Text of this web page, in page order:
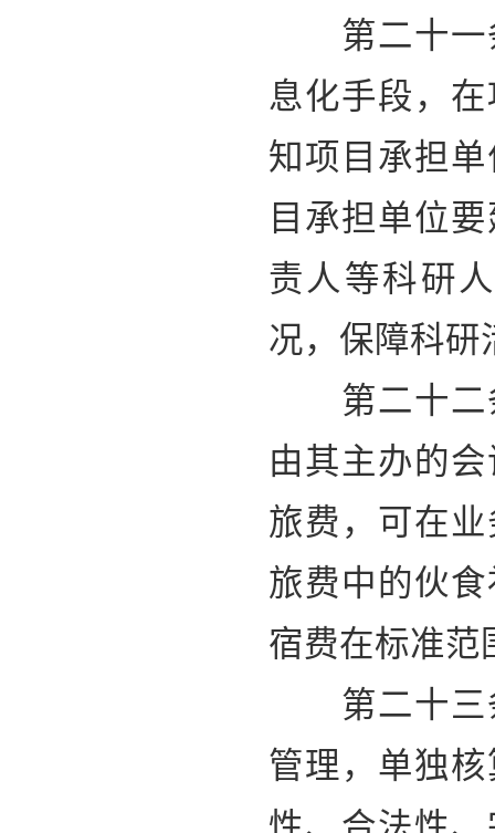
第二十一条
息化手段，
知项目承担
目承担单位
责人等科研
况，保障科研
第二十二条
由其主办的
旅费，可在
旅费中的伙
宿费在标准范
第二十三条
管理，单独